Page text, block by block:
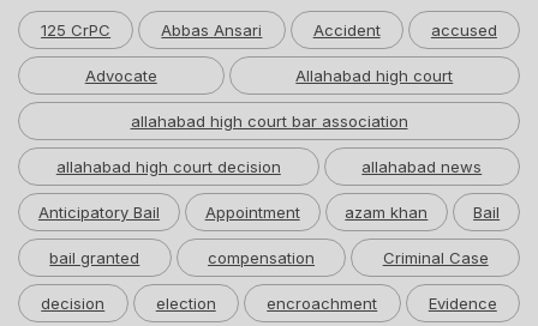
125 CrPC Abbas Ansari Accident accused
Advocate Allahabad high court
allahabad high court bar association
allahabad high court decision allahabad news
Anticipatory Bail Appointment azam khan Bail
bail granted compensation Criminal Case
decision election encroachment Evidence